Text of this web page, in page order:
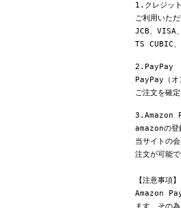
1.クレジッ
ご利用いた
JCB、VISA
TS CUBIC、
2.PayPay
PayPay（オ
ご注文を確
3.Amazon
amazonの登
当サイトの
注文が可能で
【注意事項】
Amazon Pay